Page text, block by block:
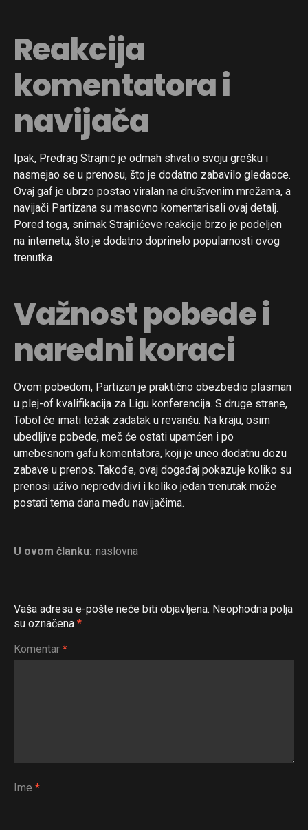
Reakcija
komentatora i
navijača
Ipak, Predrag Strajnić je odmah shvatio svoju grešku i
nasmejao se u prenosu, što je dodatno zabavilo gledaoce.
Ovaj gaf je ubrzo postao viralan na društvenim mrežama, a
navijači Partizana su masovno komentarisali ovaj detalj.
Pored toga, snimak Strajnićeve reakcije brzo je podeljen
na internetu, što je dodatno doprinelo popularnosti ovog
trenutka.
Važnost pobede i
naredni koraci
Ovom pobedom, Partizan je praktično obezbedio plasman
u plej-of kvalifikacija za Ligu konferencija. S druge strane,
Tobol će imati težak zadatak u revanšu. Na kraju, osim
ubedljive pobede, meč će ostati upamćen i po
urnebesnom gafu komentatora, koji je uneo dodatnu dozu
zabave u prenos. Takođe, ovaj događaj pokazuje koliko su
prenosi uživo nepredvidivi i koliko jedan trenutak može
postati tema dana među navijačima.
U ovom članku: naslovna
Vaša adresa e-pošte neće biti objavljena. Neophodna polja
su označena *
Komentar *
Ime *